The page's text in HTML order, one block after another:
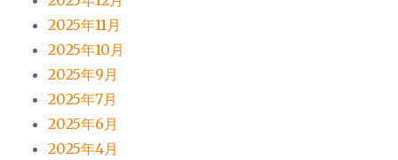
2025年11月
2025年10月
2025年9月
2025年7月
2025年6月
2025年4月